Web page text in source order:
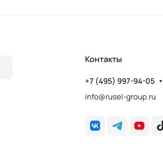
Контакты
+7 (495) 997-94-05
info@rusel-group.ru